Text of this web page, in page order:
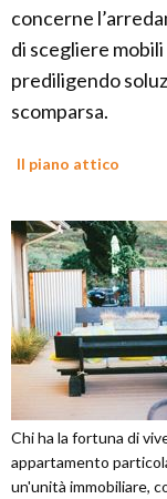
concerne
di scegliere
prediligendo
scomparsa.
Il piano attico
Chi ha la fortuna di
appartamento
un'unità immobiliare,